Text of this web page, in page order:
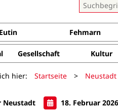
Eutin Fehmarn
Gesellschaft Kultur
hier: Startseite > Neustadt
Neustadt 18. Februar 2026